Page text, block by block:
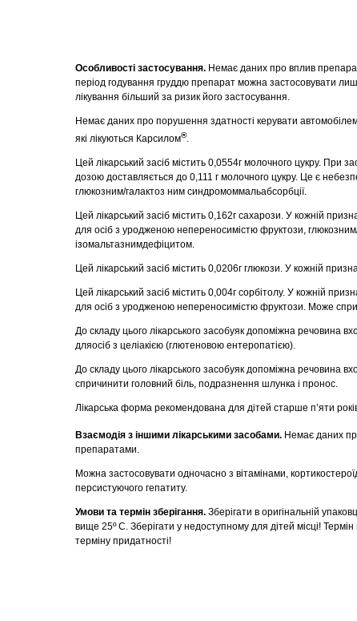
Особливості застосування. Немає даних про вплив
період годування груддю препарат можна застосовувати
лікування більший за ризик його застосування.
Немає даних про порушення здатності керувати
які лікуються Карсилом®.
Цей лікарський засіб містить 0,0554г молочного цукру. При
дозою доставляється до 0,111 г молочного цукру. Це є
глюкозним/галактоз ним синдромоммальабсорбції.
Цей лікарський засіб містить 0,162г сахарози. У кожній
для осіб з уродженою непереносимістю фруктози,
ізомальтазнимдефіцитом.
Цей лікарський засіб містить 0,0206г глюкози. У кожній
Цей лікарський засіб містить 0,004г сорбітолу. У кожній
для осіб з уродженою непереносимістю фруктози. Може
До складу цього лікарського засобуяк допоміжна
дляосіб з целіакією (глютеновою ентеропатією).
До складу цього лікарського засобуяк допоміжна речовина
спричинити головний біль, подразнення шлунка і пронос.
Лікарська форма рекомендована для дітей старше п’яти
Взаємодія з іншими лікарськими засобами. Немає даних
препаратами.
Можна застосовувати одночасно з вітамінами,
персистуючого гепатиту.
Умови та термін зберігання. Зберігати в оригінальній
вище 25º С. Зберігати у недоступному для дітей місці! Термін
терміну придатності!